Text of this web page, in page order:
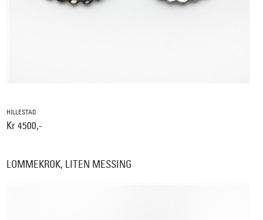
HILLESTAD
Kr 4500,-
LOMMEKROK, LITEN MESSING